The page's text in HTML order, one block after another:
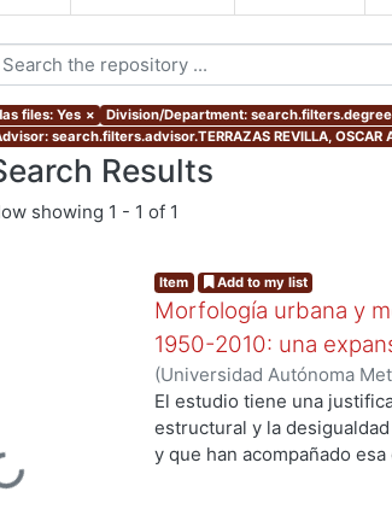
files: Yes × Division/Department:
search.filters.advisor.TERRAZAS REVILLA, OSCAR
Results
showing 1 - 1 of 1
Item Add to my list
Morfología urbana y
1950-2010: una
(Universidad Autónoma
de Servicios de
El estudio tiene una
estructural y la
y que han acompañado